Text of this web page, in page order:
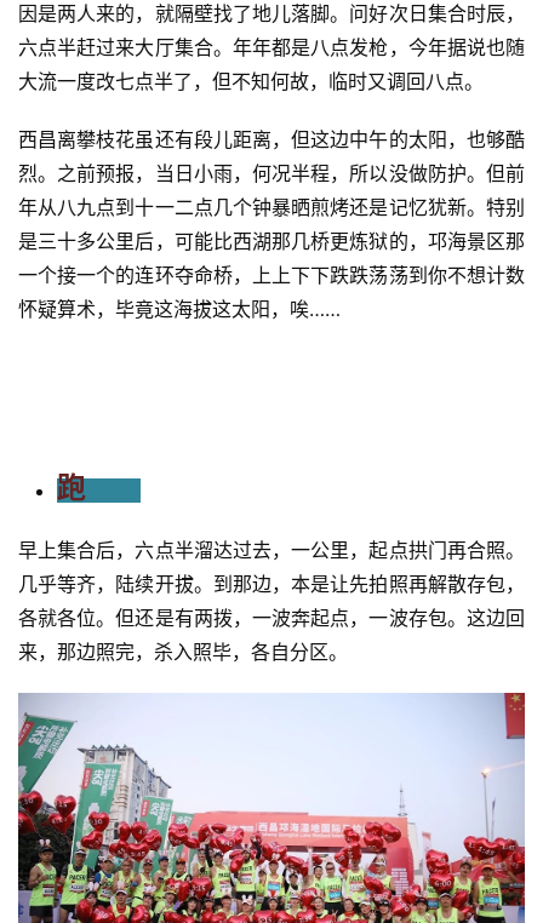
因是两人来的，就隔壁找了地儿落脚。问好次日集合时辰，
六点半赶过来大厅集合。年年都是八点发枪，今年据说也随
大流一度改七点半了，但不知何故，临时又调回八点。
西昌离攀枝花虽还有段儿距离，但这边中午的太阳，也够酷
烈。之前预报，当日小雨，何况半程，所以没做防护。但前
年从八九点到十一二点几个钟暴晒煎烤还是记忆犹新。特别
是三十多公里后，可能比西湖那几桥更炼狱的，邛海景区那
一个接一个的连环夺命桥，上上下下跌跌荡荡到你不想计数
怀疑算术，毕竟这海拔这太阳，唉……
跑
早上集合后，六点半溜达过去，一公里，起点拱门再合照。
几乎等齐，陆续开拔。到那边，本是让先拍照再解散存包，
各就各位。但还是有两拨，一波奔起点，一波存包。这边回
来，那边照完，杀入照毕，各自分区。